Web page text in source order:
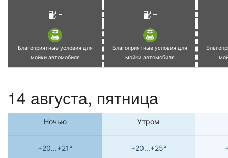
– –
Благоприятные условия для
мойки автомобиля
Благоприятные условия для
мойки автомобиля
14 августа, пятница
Ночью Утром
+20...+21° +20...+25°